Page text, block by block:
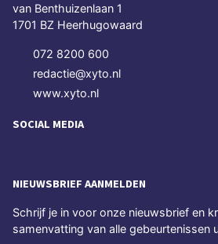
van Benthuizenlaan 1
1701 BZ Heerhugowaard
072 8200 600
redactie@xyto.nl
www.xyto.nl
SOCIAL MEDIA
NIEUWSBRIEF AANMELDEN
Schrijf je in voor onze nieuwsbrief en
samenvatting van alle gebeurtenissen